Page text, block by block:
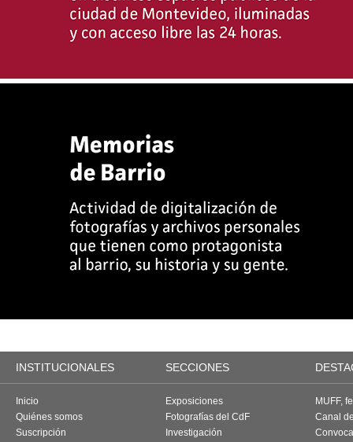
INSTITUCIONALES SECCIONES
Inicio
Quiénes somos
Suscripción
Exposiciones
Fotografías del CdF
Investigación
MUFF,
Canal